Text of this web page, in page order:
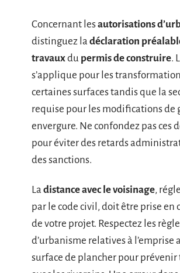
Concernant lesautorisations
distinguez la déclaration
travauxdu permis de construire.
s’applique pour les
certaines surfaces tandis que la
requise pour les modifications de
envergure. Ne confondez pas ces
pour éviter des retards
des sanctions.
La distance avec le voisinage,
par le code civil, doit être prise en
de votre projet. Respectez les
d’urbanisme relatives à l’emprise
surface de plancher pour